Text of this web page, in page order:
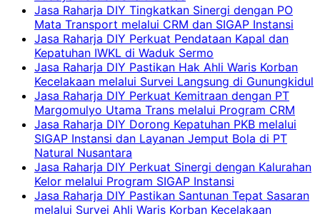
Jasa Raharja DIY Tingkatkan Sinergi dengan PO
Mata Transport melalui CRM dan SIGAP Instansi
Jasa Raharja DIY Perkuat Pendataan Kapal dan
Kepatuhan IWKL di Waduk Sermo
Jasa Raharja DIY Pastikan Hak Ahli Waris Korban
Kecelakaan melalui Survei Langsung di Gunungkidul
Jasa Raharja DIY Perkuat Kemitraan dengan PT
Margomulyo Utama Trans melalui Program CRM
Jasa Raharja DIY Dorong Kepatuhan PKB melalui
SIGAP Instansi dan Layanan Jemput Bola di PT
Natural Nusantara
Jasa Raharja DIY Perkuat Sinergi dengan Kalurahan
Kelor melalui Program SIGAP Instansi
Jasa Raharja DIY Pastikan Santunan Tepat Sasaran
melalui Survei Ahli Waris Korban Kecelakaan